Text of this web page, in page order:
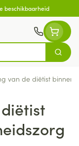
beschikbaarheid
Zoek
van de diëtist binnen